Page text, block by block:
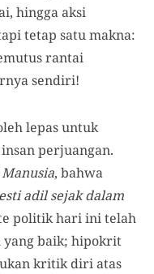
hingga aksi
tetap satu makna:
rantai
sendiri!
lepas untuk
perjuangan.
, bahwa
adil sejak dalam
politik hari ini telah
yang baik; hipokrit
kritik diri atas